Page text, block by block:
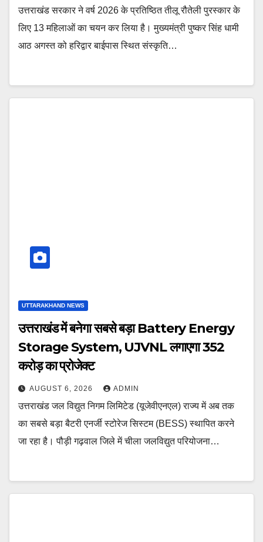
उत्तराखंड सरकार ने वर्ष 2026 के प्रतिष्ठित तीलू रौतेली पुरस्कार के
लिए 13 महिलाओं का चयन कर लिया है। मुख्यमंत्री पुष्कर सिंह धामी
आठ अगस्त को हरिद्वार बाईपास स्थित संस्कृति…
UTTARAKHAND NEWS
उत्तराखंड में बनेगा सबसे बड़ा Battery Energy
Storage System, UJVNL लगाएगा 352
करोड़ का प्रोजेक्ट
AUGUST 6, 2026 ADMIN
उत्तराखंड जल विद्युत निगम लिमिटेड (यूजेवीएनएल) राज्य में अब तक
का सबसे बड़ा बैटरी एनर्जी स्टोरेज सिस्टम (BESS) स्थापित करने
जा रहा है। पौड़ी गढ़वाल जिले में चीला जलविद्युत परियोजना…